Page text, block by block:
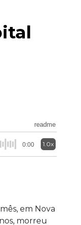
readme
0:00 1.0x
em Nova
morreu